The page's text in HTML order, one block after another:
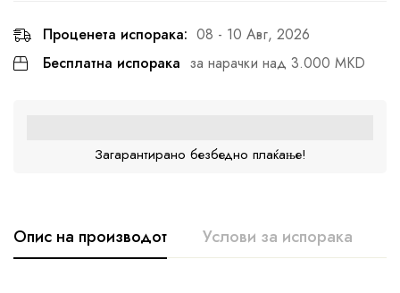
Проценета испорака: 08 - 10 Авг, 2026
Бесплатна испорака за нарачки над 3.000 MKD
Загарантирано безбедно плаќање!
Опис на производот Услови за испорака